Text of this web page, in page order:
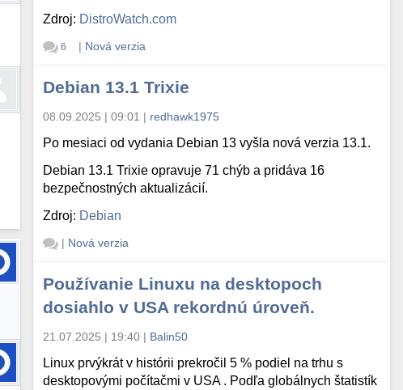
Zdroj: DistroWatch.com
6 | Nová verzia
Debian 13.1 Trixie
08.09.2025 | 09:01 | redhawk1975
Po mesiaci od vydania Debian 13 vyšla nová verzia 13.1.
Debian 13.1 Trixie opravuje 71 chýb a pridáva 16
bezpečnostných aktualizácií.
Zdroj: Debian
| Nová verzia
Používanie Linuxu na desktopoch
dosiahlo v USA rekordnú úroveň.
21.07.2025 | 19:40 | Balin50
Linux prvýkrát v histórii prekročil 5 % podiel na trhu s
desktopovými počítačmi v USA . Podľa globálnych štatistík